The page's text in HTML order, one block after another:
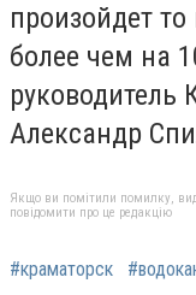
произойдет
более чем на
руководитель
Александр
Якщо ви помітили помилку,
повідомити про це редакцію
#краматорск